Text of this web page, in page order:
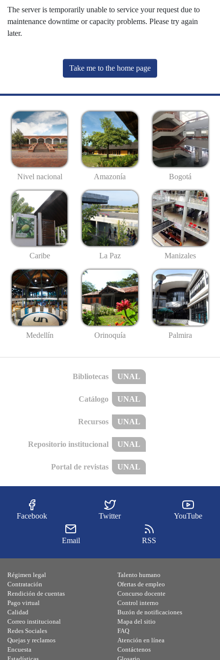
The server is temporarily unable to service your request due to
maintenance downtime or capacity problems. Please try again
later.
Take me to the home page
Nivel nacional Amazonía Bogotá
Caribe La Paz Manizales
Medellín Orinoquía Palmira
Bibliotecas UNAL
Catálogo UNAL
Recursos UNAL
Repositorio institucional UNAL
Portal de revistas UNAL
Facebook Twitter YouTube
Email RSS
Régimen legal
Contratación
Rendición de cuentas
Pago virtual
Calidad
Talento humano
Ofertas de empleo
Concurso docente
Control interno
Buzón de notificaciones
Correo institucional
Redes Sociales
Quejas y reclamos
Encuesta
Mapa del sitio
FAQ
Atención en línea
Contáctenos